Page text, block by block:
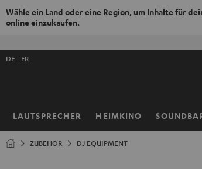
Wähle ein Land oder eine Region, um Inhalte für
online einzukaufen.
LAUTSPRECHER HEIMKINO
Shopsprache
DE FR
Startseite
ZUBEHÖR DJ EQUIPMENT